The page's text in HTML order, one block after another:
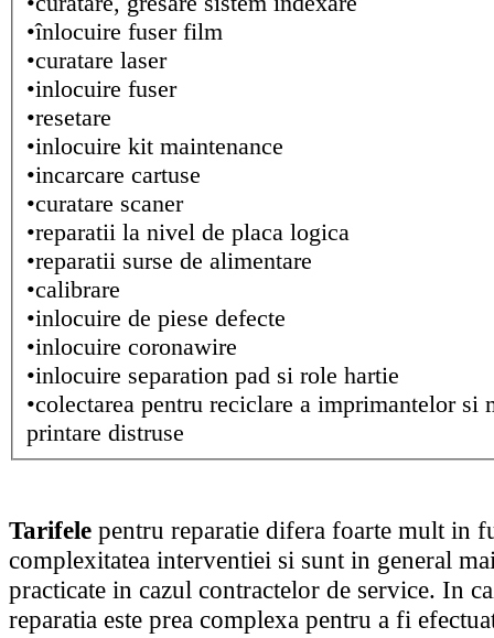
•înlocuire fuser film
•curatare laser
•inlocuire fuser
•resetare
•inlocuire kit maintenance
•incarcare cartuse
•curatare scaner
•reparatii la nivel de placa logica
•reparatii surse de alimentare
•calibrare
•inlocuire de piese defecte
•inlocuire coronawire
•inlocuire separation pad si role hartie
•colectarea pentru reciclare a imprimantelor si
printare distruse
Tarifele pentru reparatie difera foarte mult in
complexitatea interventiei si sunt in general
practicate in cazul contractelor de service. In
reparatia este prea complexa pentru a fi